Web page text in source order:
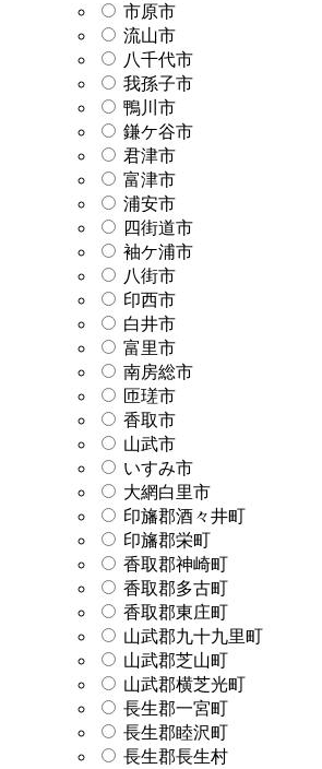
市原市
流山市
八千代市
我孫子市
鴨川市
鎌ケ谷市
君津市
富津市
浦安市
四街道市
袖ケ浦市
八街市
印西市
白井市
富里市
南房総市
匝瑳市
香取市
山武市
いすみ市
大網白里市
印旛郡酒々井町
印旛郡栄町
香取郡神崎町
香取郡多古町
香取郡東庄町
山武郡九十九里町
山武郡芝山町
山武郡横芝光町
長生郡一宮町
長生郡睦沢町
長生郡長生村